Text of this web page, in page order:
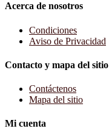
Acerca de nosotros
Condiciones
Aviso de Privacidad
Contacto y mapa del sitio
Contáctenos
Mapa del sitio
Mi cuenta